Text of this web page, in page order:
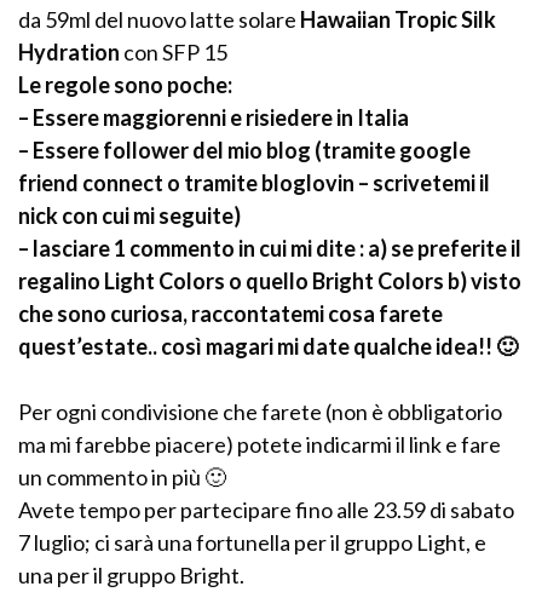
da 59ml del nuovo latte solare Hawaiian Tropic Silk
Hydration con SFP 15
Le regole sono poche:
– Essere maggiorenni e risiedere in Italia
– Essere follower del mio blog (tramite google
friend connect o tramite bloglovin – scrivetemi il
nick con cui mi seguite)
– lasciare 1 commento in cui mi dite : a) se preferite il
regalino Light Colors o quello Bright Colors b) visto
che sono curiosa, raccontatemi cosa farete
quest’estate.. così magari mi date qualche idea!! 🙂
Per ogni condivisione che farete (non è obbligatorio
ma mi farebbe piacere) potete indicarmi il link e fare
un commento in più 🙂
Avete tempo per partecipare fino alle 23.59 di sabato
7 luglio; ci sarà una fortunella per il gruppo Light, e
una per il gruppo Bright.